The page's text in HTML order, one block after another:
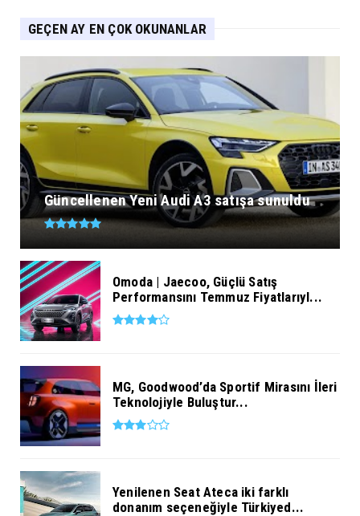
GEÇEN AY EN ÇOK OKUNANLAR
Güncellenen Yeni Audi A3 satışa sunuldu
Omoda | Jaecoo, Güçlü Satış
Performansını Temmuz Fiyatlarıyl...
MG, Goodwood’da Sportif Mirasını İleri
Teknolojiyle Buluştur...
Yenilenen Seat Ateca iki farklı
donanım seçeneğiyle Türkiyed...